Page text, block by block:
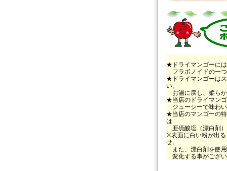
★ドライマンゴーには
フラボノイドの一つ
★ドライマンゴーは
い。
お湯に戻し、柔ら
★当店のドライマンゴ
ジューシーで味わい
★当店のマンゴーの
は
亜硫酸塩（漂白剤）
※表面に白い粉が出る
せ。
また、漂白剤を使
変化する事がござい